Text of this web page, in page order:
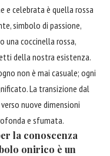
e celebrata è quella rossa
simbolo di passione,
una coccinella rossa,
della nostra esistenza.
non è mai casuale; ogni
La transizione dal
nuove dimensioni
e sfumata.
la conoscenza
onirico è un